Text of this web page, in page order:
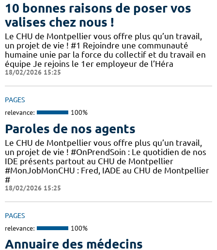
10 bonnes raisons de poser vos
valises chez nous !
Le CHU de Montpellier vous offre plus qu’un travail,
un projet de vie ! #1 Rejoindre une communauté
humaine unie par la force du collectif et du travail en
équipe Je rejoins le 1er employeur de l’Héra
18/02/2026 15:25
PAGES
relevance: 100%
Paroles de nos agents
Le CHU de Montpellier vous offre plus qu’un travail,
un projet de vie ! #OnPrendSoin : Le quotidien de nos
IDE présents partout au CHU de Montpellier
#MonJobMonCHU : Fred, IADE au CHU de Montpellier
#
18/02/2026 15:25
PAGES
relevance: 100%
Annuaire des médecins